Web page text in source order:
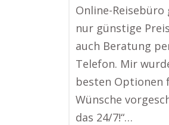
Online-
nur günstige
auch Beratung
Telefon. Mir
besten Optionen
Wünsche
das 24/7!“…